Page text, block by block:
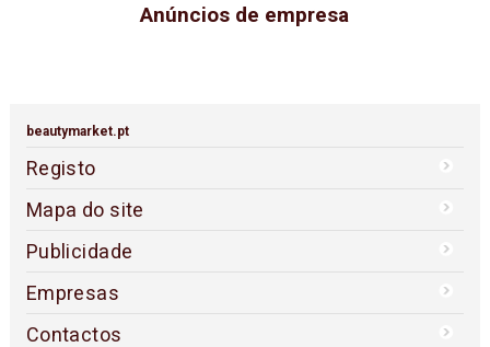
Anúncios de empresa
beautymarket.pt
Registo
Mapa do site
Publicidade
Empresas
Contactos